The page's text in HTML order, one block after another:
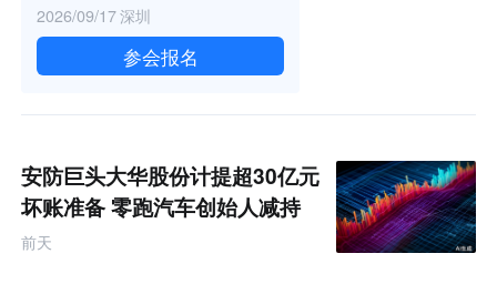
2026/09/17深圳
参会报名
安防巨头大华股份计提超30亿元
坏账准备 零跑汽车创始人减持
公司数亿元股权
前天